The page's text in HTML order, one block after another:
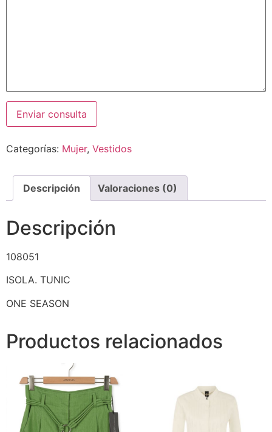
Categorías: Mujer, Vestidos
Descripción Valoraciones (0)
Descripción
108051
ISOLA. TUNIC
ONE SEASON
Productos relacionados